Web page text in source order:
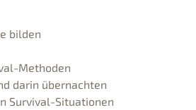
bilden
Methoden
darin übernachten
Survival-Situationen